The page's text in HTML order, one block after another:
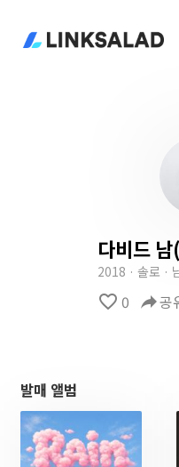
다비드
2018 · 솔로 ·
favorite_border 0 reply공
발매 앨범